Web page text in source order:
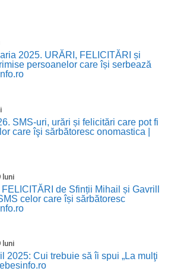
2025. URĂRI, FELICITĂRI și
persoanelor care își serbează
SMS-uri, urări și felicitări care pot fi
care îşi sărbătoresc onomastica |
luni
de Sfinții Mihail și Gavrill
celor care își sărbătoresc
luni
2025: Cui trebuie să îi spui „La mulţi